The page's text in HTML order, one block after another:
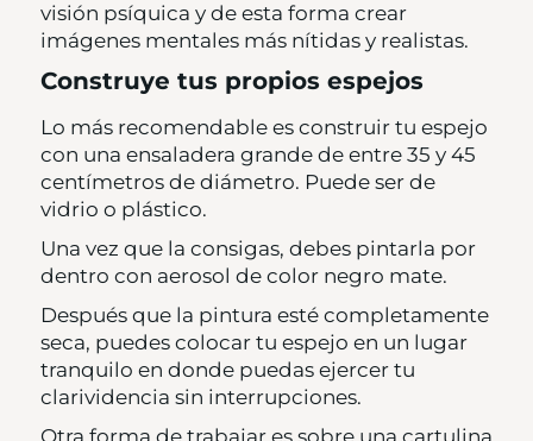
visión psíquica y de esta forma crear
imágenes mentales más nítidas y realistas.
Construye tus propios espejos
Lo más recomendable es construir tu espejo
con una ensaladera grande de entre 35 y 45
centímetros de diámetro. Puede ser de
vidrio o plástico.
Una vez que la consigas, debes pintarla por
dentro con aerosol de color negro mate.
Después que la pintura esté completamente
seca, puedes colocar tu espejo en un lugar
tranquilo en donde puedas ejercer tu
clarividencia sin interrupciones.